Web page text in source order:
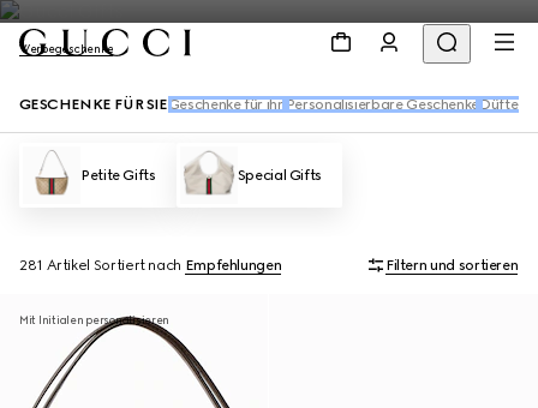
Werbegeschenke
GESCHENKE FÜR SIE Geschenke für ihn Personalisierbare Geschenke Düfte
Petite Gifts Special Gifts
281 Artikel Sortiert nach Empfehlungen Filtern und sortieren
Mit Initialen personalisieren